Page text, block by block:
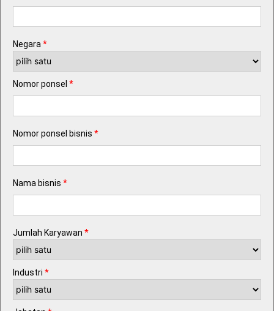
Negara *
Nomor ponsel *
Nomor ponsel bisnis *
Nama bisnis *
Jumlah Karyawan *
Industri *